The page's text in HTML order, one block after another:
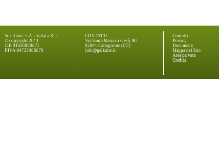
Soc. Cons. GAL Kalat a R.L.
© copyright 2011
C.F. 91020830872
P.IVA 04722980879
CONTATTI
Via Santa Maria di Gesù, 90
95041 Caltagirone (CT)
info@galkalat.it
Contatti
Privacy
Documenti
Mappa del Sito
Area privata
Credits